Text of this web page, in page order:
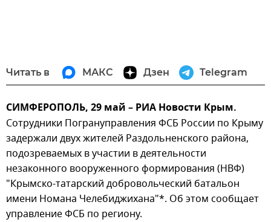
Читать в МАКС Дзен Telegram
СИМФЕРОПОЛЬ, 29 май – РИА Новости Крым.
Сотрудники Погрануправления ФСБ России по Крыму
задержали двух жителей Раздольненского района,
подозреваемых в участии в деятельности
незаконного вооруженного формирования (НВФ)
"Крымско-татарский добровольческий батальон
имени Номана Челебиджихана"*. Об этом сообщает
управление ФСБ по региону.